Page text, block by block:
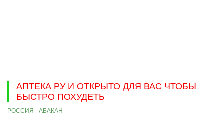
АПТЕКА РУ И ОТКРЫТО ДЛЯ ВАС ЧТОБЫ
БЫСТРО ПОХУДЕТЬ
РОССИЯ - АБАКАН